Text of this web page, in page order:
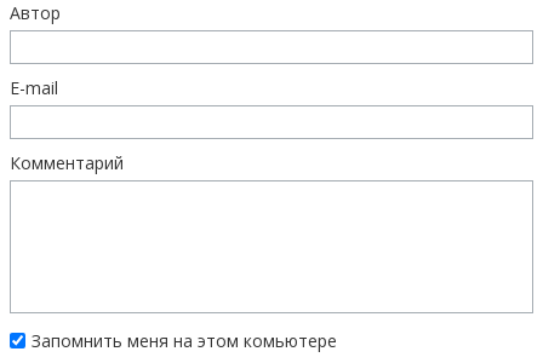
Автор
E-mail
Комментарий
Запомнить меня на этом комьютере